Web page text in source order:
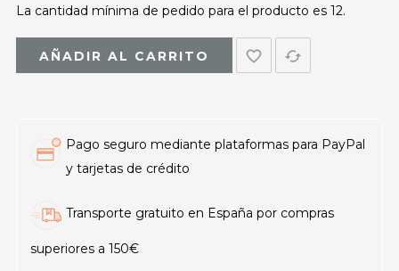
La cantidad mínima de pedido para el producto es 12.
AÑADIR AL CARRITO favorite_border cached
Pago seguro mediante plataformas para PayPal
y tarjetas de crédito
Transporte gratuito en España por compras
superiores a 150€